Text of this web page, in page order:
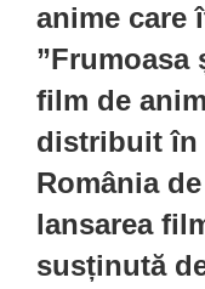
anime care
”Frumoasa
film de
distribuit în
România
lansarea
susținută